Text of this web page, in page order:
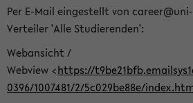
Per E-Mail eingestellt von
Verteiler 'Alle Studierenden':
Webansicht /
Webview <https://
0396/1007481/2/5c029be88e/